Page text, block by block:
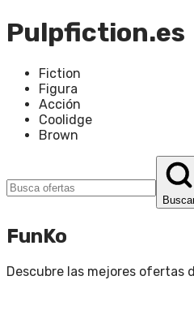
Pulpfiction.es
Fiction
Figura
Acción
Coolidge
Brown
FunKo
Descubre las mejores ofertas